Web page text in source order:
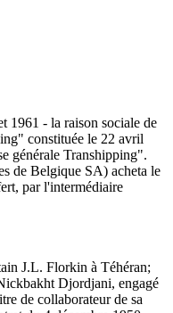
1961 - la raison sociale de
constituée le 22 avril
générale Transhipping".
de Belgique SA) acheta le
par l'intermédiaire
J.L. Florkin à Téhéran;
Djordjani, engagé
de collaborateur de sa